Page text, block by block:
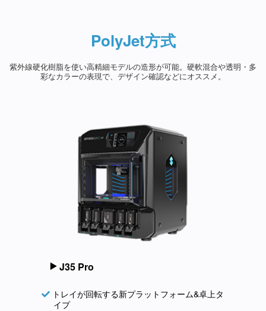
PolyJet方式
紫外線硬化樹脂を使い高精細モデルの造形が可能。硬軟混合や透明・多
彩なカラーの表現で、デザイン確認などにオススメ。
J35 Pro
トレイが回転する新プラットフォーム&卓上タ
イプ